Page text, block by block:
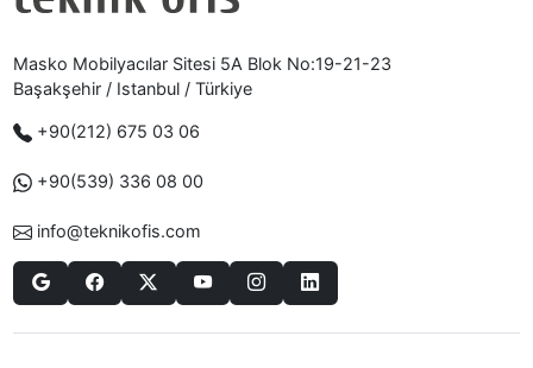
Masko Mobilyacılar Sitesi 5A Blok No:19-21-23
Başakşehir / Istanbul / Türkiye
+90(212) 675 03 06
+90(539) 336 08 00
info@teknikofis.com